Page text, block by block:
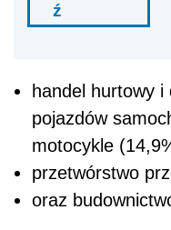
ź
handel hurtowy
pojazdów
motocykle
przetwórstwo
oraz